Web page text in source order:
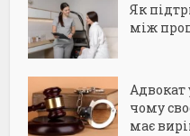
Як
між
Адвокат
чому
має